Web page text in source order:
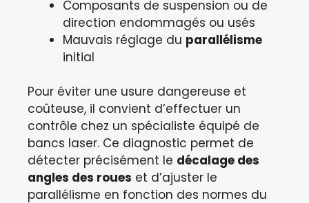
Composants de suspension ou de
direction endommagés ou usés
Mauvais réglage du parallélisme
initial
Pour éviter une usure dangereuse et
coûteuse, il convient d’effectuer un
contrôle chez un spécialiste équipé de
bancs laser. Ce diagnostic permet de
détecter précisément le décalage des
angles des roues et d’ajuster le
parallélisme en fonction des normes du